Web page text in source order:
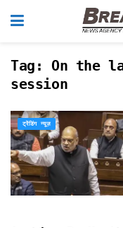
Tag: On the
session
ट्रेंडिंग न्यूज़